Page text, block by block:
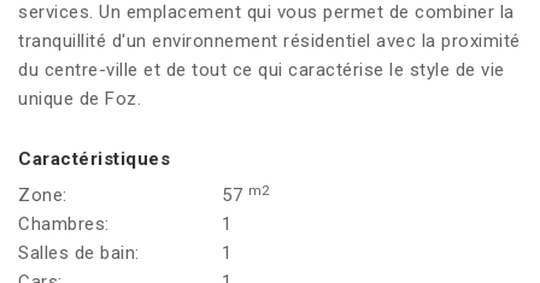
services. Un emplacement qui vous permet de combiner la
tranquillité d'un environnement résidentiel avec la proximité
du centre-ville et de tout ce qui caractérise le style de vie
unique de Foz.
Caractéristiques
Zone:
57 m2
Chambres:
1
Salles de bain:
1